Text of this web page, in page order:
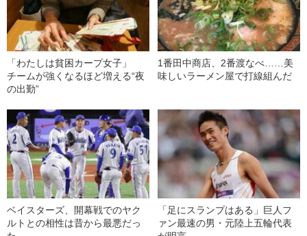
「わたしは貧困カープ女子」
チームが強くなるほど増える“夜
の出勤”
1番田中商店、2番渡なべ……美
味しいラーメン屋で打線組んだ
ベイスターズ、開幕戦でのヤク
ルトとの相性は昔から最悪だっ
「足にスランプはある」巨人フ
ァン最速の男・元陸上五輪代表